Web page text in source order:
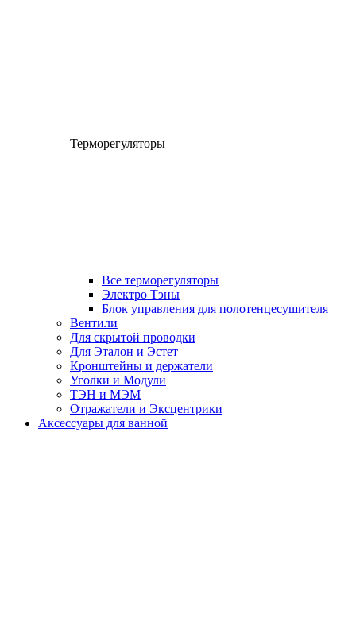
Терморегуляторы
Все терморегуляторы
Электро Тэны
Блок управления для полотенцесушителя
Вентили
Для скрытой проводки
Для Эталон и Эстет
Кронштейны и держатели
Уголки и Модули
ТЭН и МЭМ
Отражатели и Эксцентрики
Аксессуары для ванной